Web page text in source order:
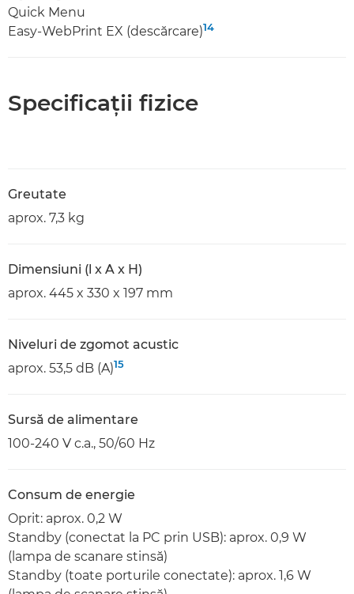
Quick Menu
Easy-WebPrint EX (descărcare)14
Specificaţii fizice
Greutate
aprox. 7,3 kg
Dimensiuni (l x A x H)
aprox. 445 x 330 x 197 mm
Niveluri de zgomot acustic
aprox. 53,5 dB (A)15
Sursă de alimentare
100-240 V c.a., 50/60 Hz
Consum de energie
Oprit: aprox. 0,2 W
Standby (conectat la PC prin USB): aprox. 0,9 W
(lampa de scanare stinsă)
Standby (toate porturile conectate): aprox. 1,6 W